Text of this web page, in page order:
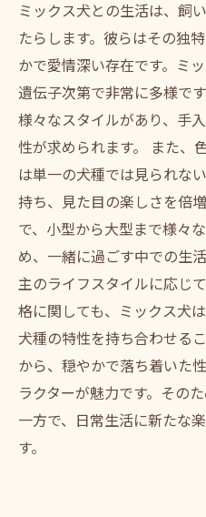
ミックス犬との生活は、飼
たらします。彼らはその独
かで愛情深い存在です。ミ
遺伝子次第で非常に多様で
様々なスタイルがあり、手
性が求められます。 また、
は単一の犬種では見られな
持ち、見た目の楽しさを倍
で、小型から大型まで様々
め、一緒に過ごす中での生
主のライフスタイルに応じ
格に関しても、ミックス犬
犬種の特性を持ち合わせる
から、穏やかで落ち着いた
ラクターが魅力です。その
一方で、日常生活に新たな
す。